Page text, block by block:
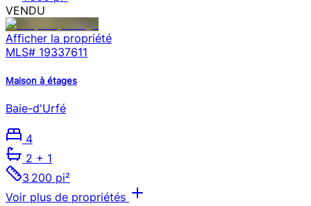
VENDU
Afficher la propriété
MLS# 19337611
Maison à étages
Baie-d'Urfé
4
2 + 1
3 200 pi²
Voir plus de propriétés